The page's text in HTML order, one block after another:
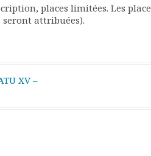
places limitées. Les
attribuées).
XV –